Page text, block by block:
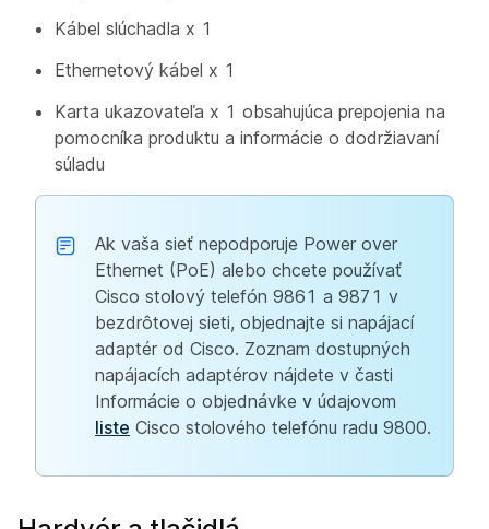
Kábel slúchadla x 1
Ethernetový kábel x 1
Karta ukazovateľa x 1 obsahujúca prepojenia na
pomocníka produktu a informácie o dodržiavaní
súladu
Ak vaša sieť nepodporuje Power over
Ethernet (PoE) alebo chcete používať
Cisco stolový telefón 9861 a 9871 v
bezdrôtovej sieti, objednajte si napájací
adaptér od Cisco. Zoznam dostupných
napájacích adaptérov nájdete v časti
Informácie o objednávke v údajovom
liste Cisco stolového telefónu radu 9800.